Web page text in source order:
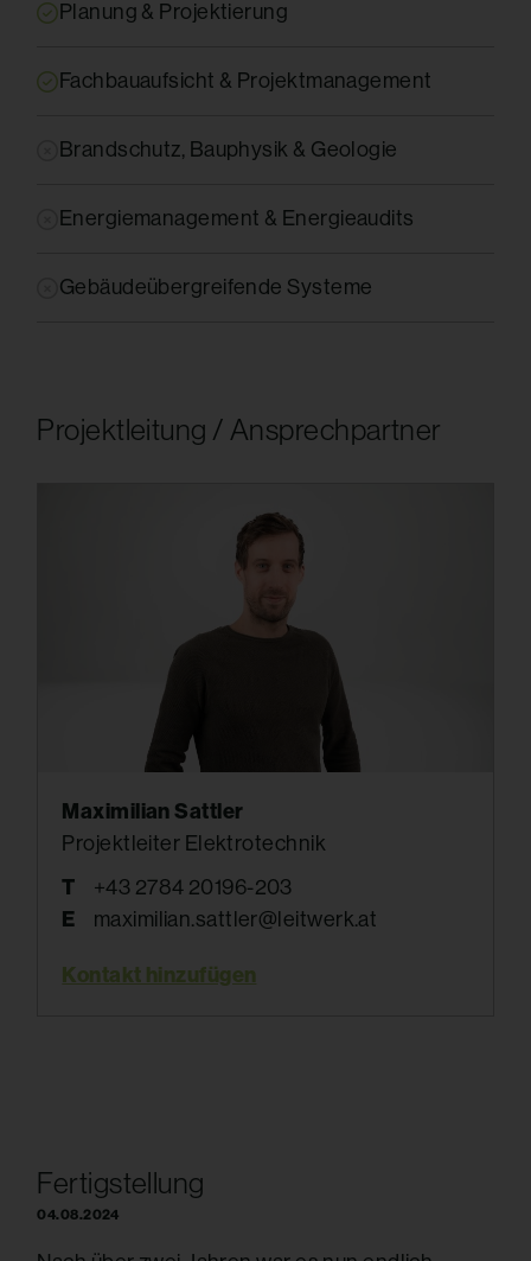
Planung & Projektierung
Fachbauaufsicht & Projektmanagement
Brandschutz, Bauphysik & Geologie
Energiemanagement & Energieaudits
Gebäudeübergreifende Systeme
Projektleitung / Ansprechpartner
Maximilian Sattler
Projektleiter Elektrotechnik
T +43 2784 20196-203
E maximilian.sattler@leitwerk.at
Kontakt hinzufügen
Fertigstellung
04.08.2024